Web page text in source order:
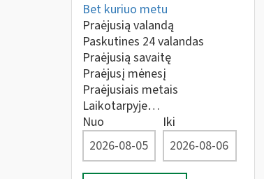
Bet kuriuo metu
Praėjusią valandą
Paskutines 24 valandas
Praėjusią savaitę
Praėjusį mėnesį
Praėjusiais metais
Laikotarpyje…
Nuo
Iki